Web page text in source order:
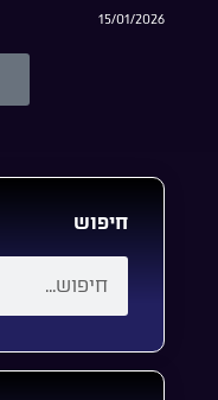
15/01/2026
חיפוש